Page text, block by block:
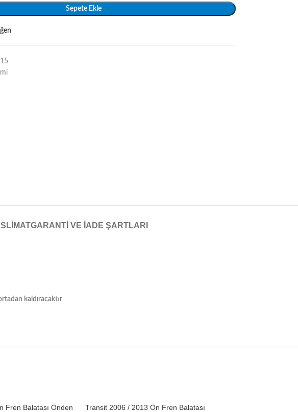
Sepete Ekle
GARANTI VE İADE ŞARTLARI
kaldıracaktır
Fren Balatası Önden
Transit 2006 / 2013 Ön Fren Balatası